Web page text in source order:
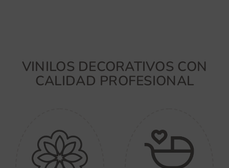
VINILOS DECORATIVOS CON
CALIDAD PROFESIONAL